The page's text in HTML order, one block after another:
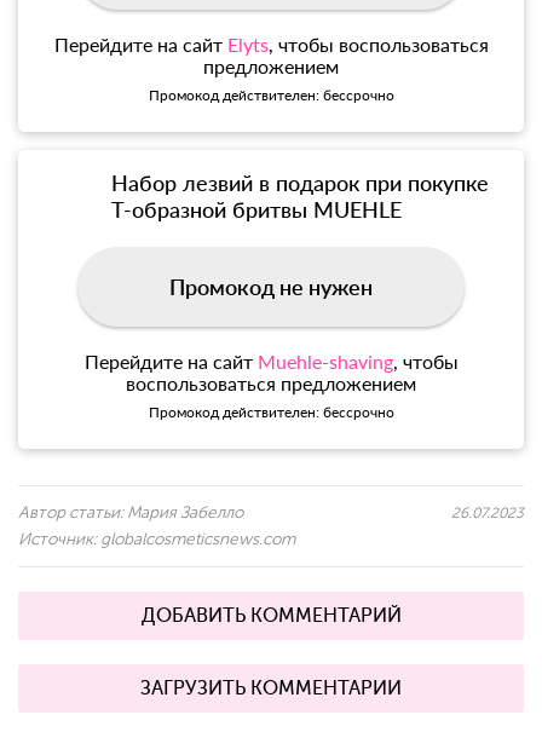
Перейдите на сайт Elyts, чтобы воспользоваться
предложением
Промокод действителен: бессрочно
Набор лезвий в подарок при покупке
Т-образной бритвы MUEHLE
Промокод не нужен
Перейдите на сайт Muehle-shaving, чтобы
воспользоваться предложением
Промокод действителен: бессрочно
Автор статьи: Мария Забелло
Источник: globalcosmeticsnews.com
26.07.2023
ДОБАВИТЬ КОММЕНТАРИЙ
ЗАГРУЗИТЬ КОММЕНТАРИИ